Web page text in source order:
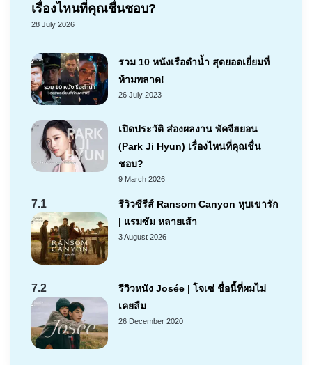
เรื่องไหนที่คุณชื่นชอบ?
28 July 2026
รวม 10 หนังเรือดำน้ำ สุดยอดเยี่ยมที่
ห้ามพลาด!
26 July 2023
เปิดประวัติ ส่องผลงาน พัคจีฮยอน
(Park Ji Hyun) เรื่องไหนที่คุณชื่น
ชอบ?
9 March 2026
7.1
รีวิวซีรีส์ Ransom Canyon หุบเขารัก
| แรมซัม หลายเส้า
3 August 2026
7.2
รีวิวหนัง Josée | โจเซ่ ชื่อนี้ที่ผมไม่
เคยลืม
26 December 2020